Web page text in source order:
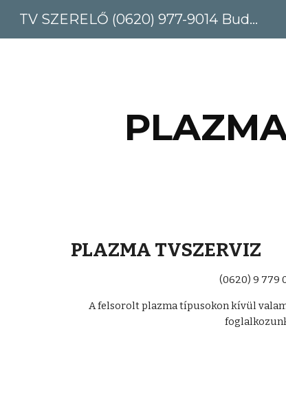
TV SZERELŐ (0620) 977-9014 Budapest, Pest megye
PLAZMA TVSZERVIZ
(0620) 9 779
A felsorolt plazma típusokon kívül